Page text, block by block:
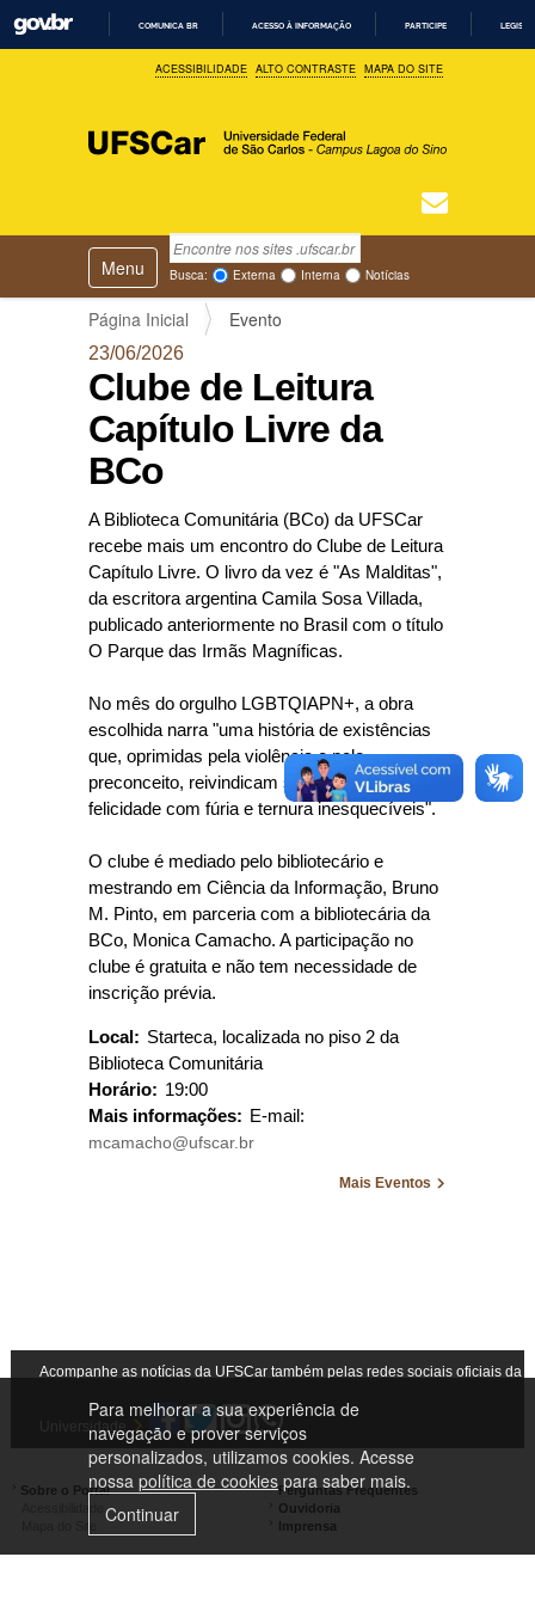
R
A
E
D
COMUNICA BR ACESSO À INFORMAÇÃO PARTICIPE
ACESSIBILIDADE ALTO CONTRASTE MAPA DO SITE
Para melhorar a sua experiência de
navegação e prover serviços
personalizados, utilizamos cookies. Acesse
nossa política de cookiespara saber mais.
Continuar
Busca
Busca Avançada…
Busca: Externa Interna Notícias
v
Toggle navigation
Página Inicial Evento
23/06/2026
Clube de Leitura
Capítulo Livre da
BCo
A Biblioteca Comunitária (BCo) da UFSCar
recebe mais um encontro do Clube de Leitura
Capítulo Livre. O livro da vez é "As Malditas",
da escritora argentina Camila Sosa Villada,
publicado anteriormente no Brasil com o título
O Parque das Irmãs Magníficas.
No mês do orgulho LGBTQIAPN+, a obra
escolhida narra "uma história de existências
que, oprimidas pela violência e pelo
preconceito, reivindicam seu direito à
felicidade com fúria e ternura inesquecíveis".
O clube é mediado pelo bibliotecário e
mestrando em Ciência da Informação, Bruno
M. Pinto, em parceria com a bibliotecária da
BCo, Monica Camacho. A participação no
clube é gratuita e não tem necessidade de
inscrição prévia.
Local: Starteca, localizada no piso 2 da
Biblioteca Comunitária
Horário: 19:00
Mais informações: E-mail:
mcamacho@ufscar.br
Mais Eventos
Acompanhe as notícias da UFSCar também pelas redes sociais oficiais da
Universidade
Sobre o Portal
Perguntas Frequentes
Ouvidoria
Imprensa